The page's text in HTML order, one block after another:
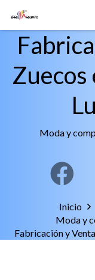
Moda y
Inicio
Moda y
Fabricación y